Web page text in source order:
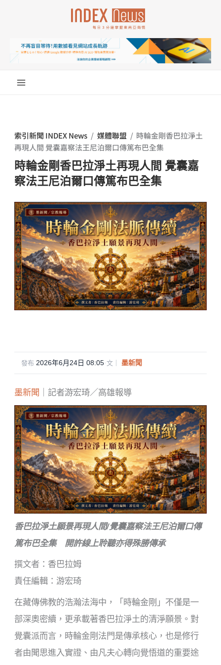
索引新聞 INDEX News / 媒體聯盟 / 時輪金剛香巴拉淨土
再現人間 覺囊嘉察法王尼泊爾口傳篤布巴全集
時輪金剛香巴拉淨土再現人間 覺囊嘉
察法王尼泊爾口傳篤布巴全集
發布 2026年6月24日 08:05·文｜ 墨新聞
墨新聞 ｜記者游宏琦／高雄報導
香巴拉淨土願景再現人間/覺囊嘉察法王尼泊爾口傳
篤布巴全集 開許線上聆聽亦得殊勝傳承
撰文者：香巴拉姆
責任編輯：游宏琦
在藏傳佛教的浩瀚法海中，「時輪金剛」不僅是一
部深奧密續，更承載著香巴拉淨土的清淨願景。對
覺囊派而言，時輪金剛法門是傳承核心，也是修行
者由聞思進入實證、由凡夫心轉向覺悟道的重要途